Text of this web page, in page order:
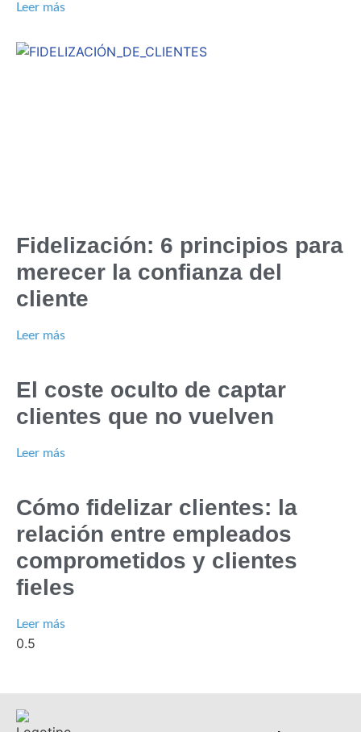
Leer más
Fidelización: 6 principios para
merecer la confianza del
cliente
Leer más
El coste oculto de captar
clientes que no vuelven
Leer más
Cómo fidelizar clientes: la
relación entre empleados
comprometidos y clientes
fieles
Leer más